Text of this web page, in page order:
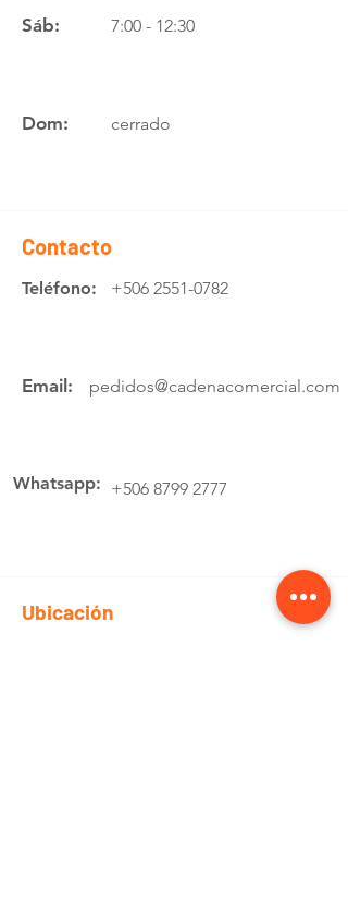
Sáb: 7:00 - 12:30
Dom: cerrado
Contacto
Teléfono: +506 2551-0782
Email: pedidos@cadenacomercial.com
Whatsapp: +506 8799 2777
Ubicación